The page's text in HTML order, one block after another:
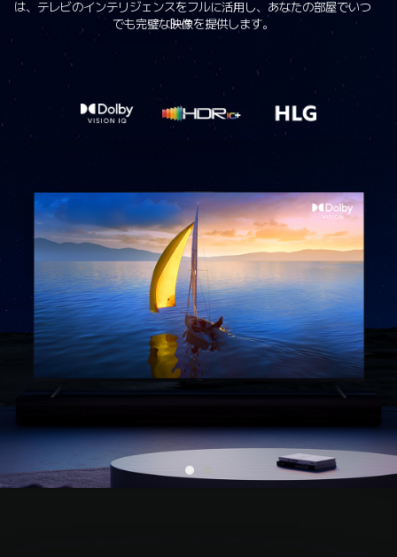
は、テレビのインテリジェンスをフルに活用し、あなたの部屋でいつ
でも完璧な映像を提供します。